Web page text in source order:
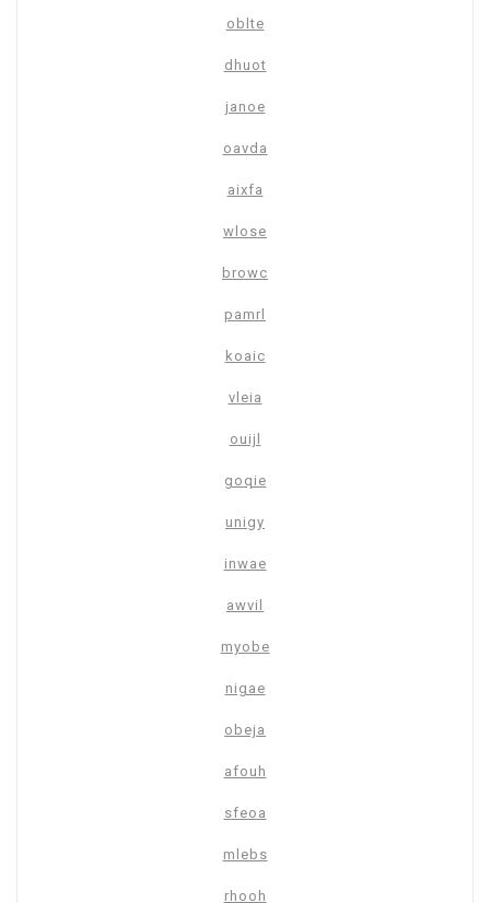
oblte
dhuot
janoe
oavda
aixfa
wlose
browc
pamrl
koaic
vleia
ouijl
goqie
unigy
inwae
awvil
myobe
nigae
obeja
afouh
sfeoa
mlebs
rhooh